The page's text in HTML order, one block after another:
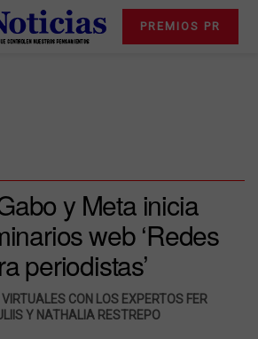
PREMIOS PR
y Meta inicia
web ‘Redes
periodistas’
VIRTUALES CON LOS EXPERTOS FER
Y NATHALIA RESTREPO